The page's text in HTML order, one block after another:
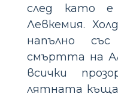
след като е
Левкемия.
напълно
смъртта на
всички
лятната